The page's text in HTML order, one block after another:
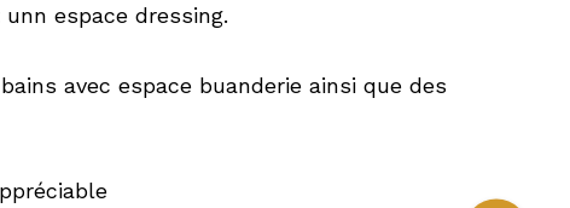
espace dressing.
avec espace buanderie ainsi que des